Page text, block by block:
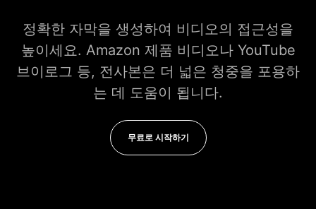
정확한 자막을 생성하여 비디오의 접근성을
높이세요. Amazon 제품 비디오나 YouTube
브이로그 등, 전사본은 더 넓은 청중을 포용하
는 데 도움이 됩니다.
무료로 시작하기